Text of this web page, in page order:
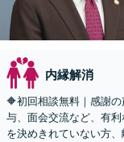
内縁解消
🔶初回相談無料｜感謝
与、面会交流など、有
を決めきれていない方